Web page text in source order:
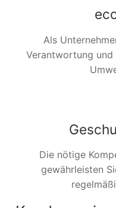
Als
Verantwortung und
Die nötige
gewährleisten